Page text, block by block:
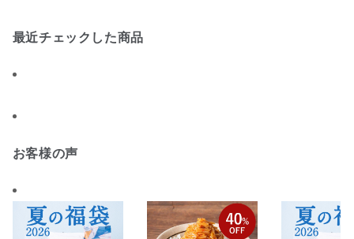
最近チェックした商品
お客様の声